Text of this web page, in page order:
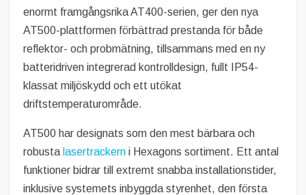
enormt framgångsrika AT400-serien, ger den nya
AT500-plattformen förbättrad prestanda för både
reflektor- och probmätning, tillsammans med en ny
batteridriven integrerad kontrolldesign, fullt IP54-
klassat miljöskydd och ett utökat
driftstemperaturområde.
AT500 har designats som den mest bärbara och
robusta lasertrackern i Hexagons sortiment. Ett antal
funktioner bidrar till extremt snabba installationstider,
inklusive systemets inbyggda styrenhet, den första